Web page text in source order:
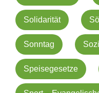
Solidarität
Sonntag
Speisegesetze